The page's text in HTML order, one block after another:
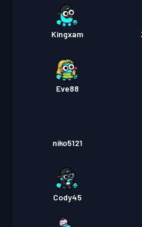
Kingxam
Eve88
niko5121
Cody45